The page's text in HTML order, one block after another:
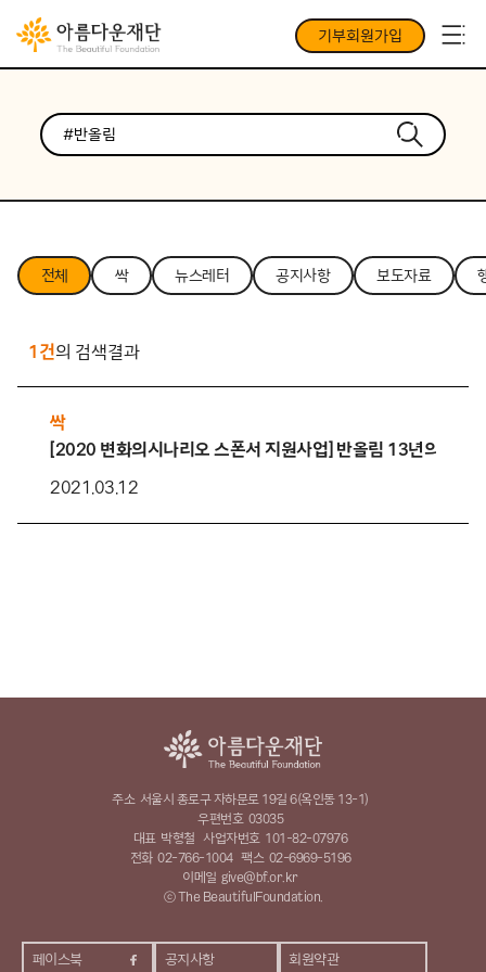
기부회원가입
전체 싹 뉴스레터 공지사항 보도자료
1건의 검색결과
싹
[2020 변화의시나리오 스폰서 지원사업] 반올림 13년의 기록
2021.03.12
페이스북 공지사항 회원약관
주소 서울시 종로구 자하문로 19길 6(옥인동 13-1)
우편번호 03035
대표 박형철 사업자번호 101-82-07976
전화 02-766-1004 팩스 02-6969-5196
이메일 give@bf.or.kr
ⓒ The BeautifulFoundation.